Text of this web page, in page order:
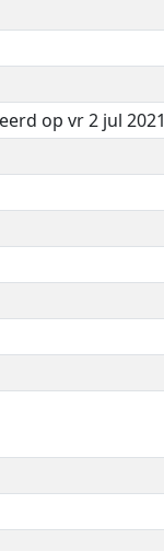
op vr 2 jul 2021